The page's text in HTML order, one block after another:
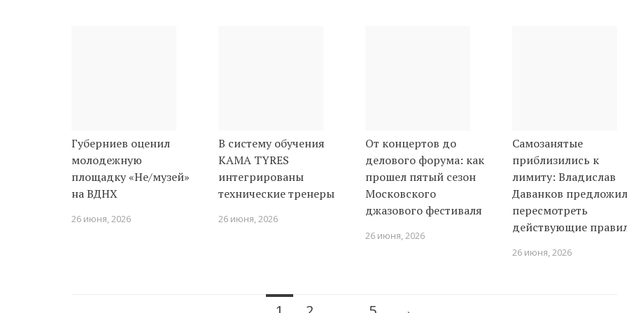
Губерниев оценил
молодежную
площадку «Не/музей»
на ВДНХ
26 июня, 2026
В систему обучения
KAMA TYRES
интегрированы
технические тренеры
26 июня, 2026
От концертов до
делового форума: как
прошел пятый сезон
Московского
джазового фестиваля
26 июня, 2026
Самозанятые
приблизились к
лимиту: Владислав
Даванков предложил
пересмотреть
действующие
26 июня, 2026